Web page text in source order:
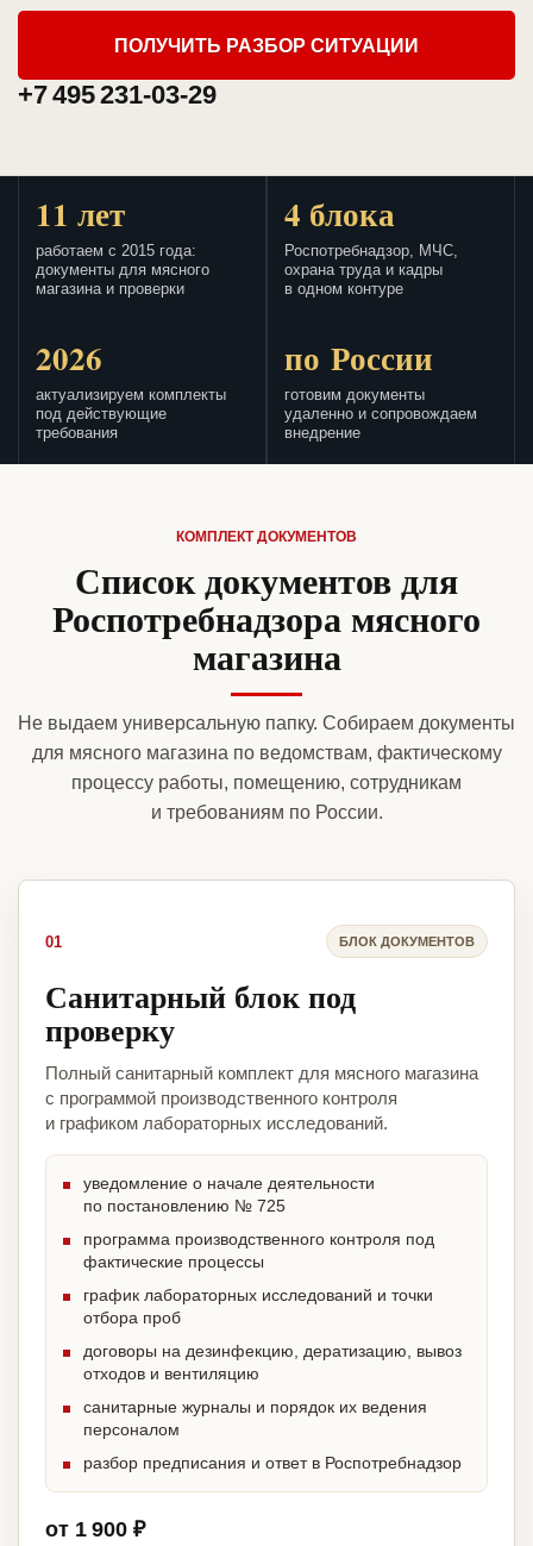
ПОЛУЧИТЬ РАЗБОР СИТУАЦИИ
+7 495 231-03-29
11 лет
работаем с 2015 года:
документы для мясного
магазина и проверки
4 блока
Роспотребнадзор, МЧС,
охрана труда и кадры
в одном контуре
2026
актуализируем комплекты
под действующие
требования
по России
готовим документы
удаленно и сопровождаем
внедрение
КОМПЛЕКТ ДОКУМЕНТОВ
Список документов для
Роспотребнадзора мясного
магазина
Не выдаем универсальную папку. Собираем документы
для мясного магазина по ведомствам, фактическому
процессу работы, помещению, сотрудникам
и требованиям по России.
01 БЛОК ДОКУМЕНТОВ
Санитарный блок под
проверку
Полный санитарный комплект для мясного магазина
с программой производственного контроля
и графиком лабораторных исследований.
уведомление о начале деятельности
по постановлению № 725
программа производственного контроля под
фактические процессы
график лабораторных исследований и точки
отбора проб
договоры на дезинфекцию, дератизацию, вывоз
отходов и вентиляцию
санитарные журналы и порядок их ведения
персоналом
разбор предписания и ответ в Роспотребнадзор
от 1 900 ₽